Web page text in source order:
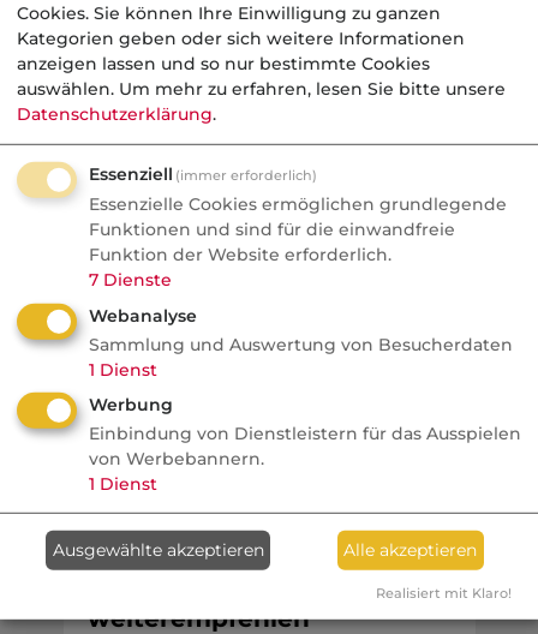
Nachrichten
Wefox Gründer packt aus:
"Der größte Fehler, den ich
gemacht habe"
Wefox wurde zum Vorzeige-Startup und
geriet später ins Wanken. Der Gründer
nennt milliardenschwere
Fehlentscheidungen und kritisiert
gängige Investorenlogiken.
Komposit
Welche
Gewerbesachversicherer
weiterempfehlen
Cookies. Sie können Ihre Einwilligung zu ganzen
Kategorien geben oder sich weitere Informationen
anzeigen lassen und so nur bestimmte Cookies
auswählen. Um mehr zu erfahren, lesen Sie bitte unsere
Datenschutzerklärung.
Essenziell (immer erforderlich)
Essenzielle Cookies ermöglichen grundlegende
Funktionen und sind für die einwandfreie
Funktion der Website erforderlich.
7 Dienste
Webanalyse
Sammlung und Auswertung von Besucherdaten
1 Dienst
Werbung
Einbindung von Dienstleistern für das Ausspielen
von Werbebannern.
1 Dienst
Ausgewählte akzeptieren Alle akzeptieren
Realisiert mit Klaro!